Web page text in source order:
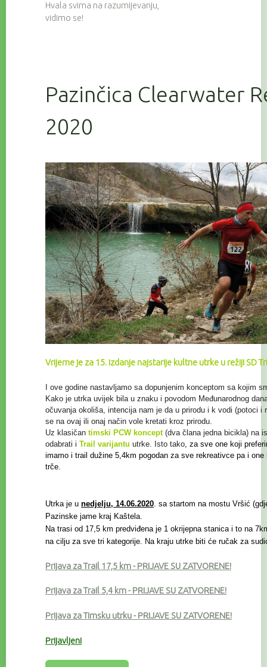
Hvala svima na razumijevanju,
vidimo se!
Pazinčica Clearwater
2020
Vrijeme je za 15. izdanje najstarije kultne utrke u režiji SD
I ove godine nastavljamo sa dopunjenim konceptom sa kojim
Kako je utrka uvijek bila u znaku i povodom Međunarodnog
očuvanja okoliša, intencija nam je da u prirodu i k vodi (potoci i
se na ovaj ili onaj način vole kretati kroz prirodu.
Uz klasičan timski PCW koncept(dva člana jedna bicikla) na
odabrati i Trail varijantu utrke. Isto tako , za sve one koji
imamo i trail dužine 5,4km pogodan za sve rekreativce pa i one
trče.
Utrka je u nedjelju, 14.06.2020 . sa startom na mostu Vršić
Pazinske jame kraj Kaštela.
Na trasi od 17,5 km predviđena je 1 okrijepna stanica i to na
na cilju za sve tri kategorije. Na kraju utrke biti će ručak za
Prijava za Trail 17,5 km- PRIJAVE SU ZATVORENE!
Prijava za Trail 5,4 km- PRIJAVE SU ZATVORENE!
Prijava za Timsku utrku - PRIJAVE SU ZATVORENE!
Prijavljeni